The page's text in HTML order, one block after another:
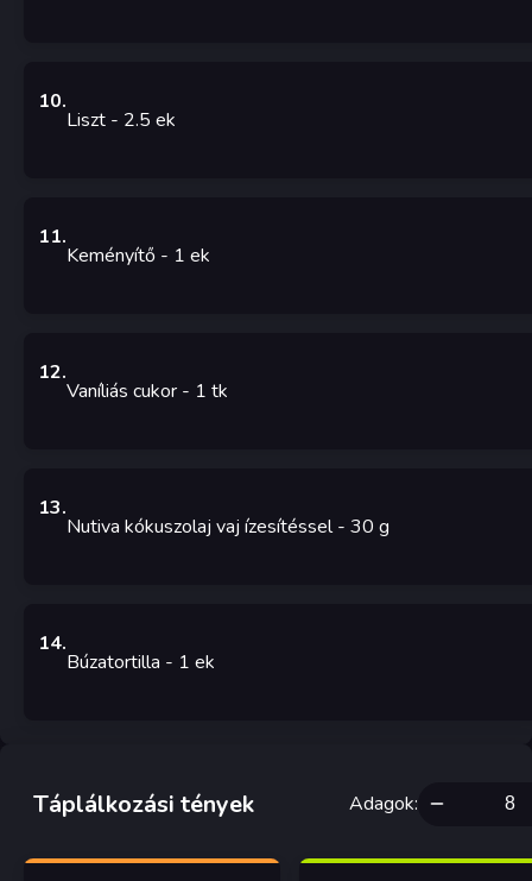
10.
Liszt - 2.5 ek
11.
Keményítő - 1 ek
12.
Vaníliás cukor - 1 tk
13.
Nutiva kókuszolaj vaj ízesítéssel- 30 g
14.
Búzatortilla - 1 ek
Táplálkozási tények Adagok: